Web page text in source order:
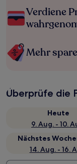
Verdiene
Mehr
Überprüfe die
Heute
9. Aug. - 10.
Nächstes
14. Aug. - 16.